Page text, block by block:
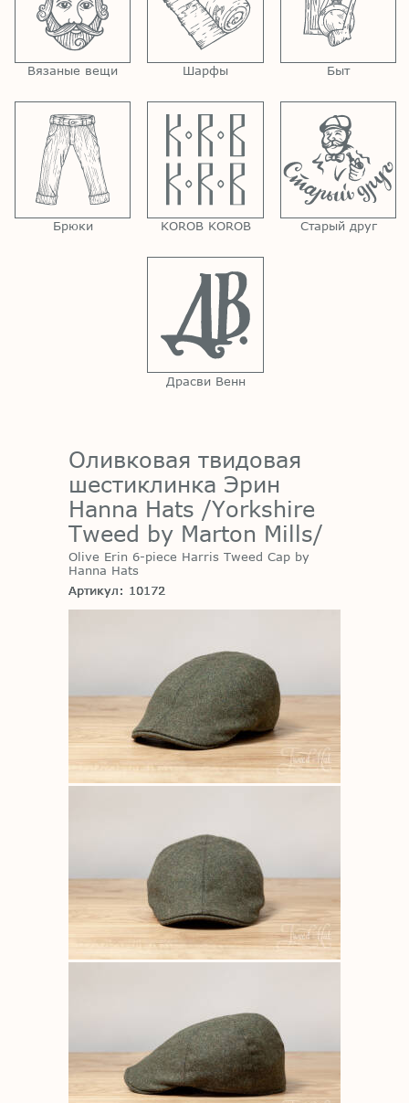
Вязаные вещи Шарфы Быт
Брюки KOROB KOROB Старый друг
Драсви Венн
Оливковая твидовая
шестиклинка Эрин
Hanna Hats /Yorkshire
Tweed by Marton Mills/
Olive Erin 6-piece Harris Tweed Cap by
Hanna Hats
Артикул: 10172